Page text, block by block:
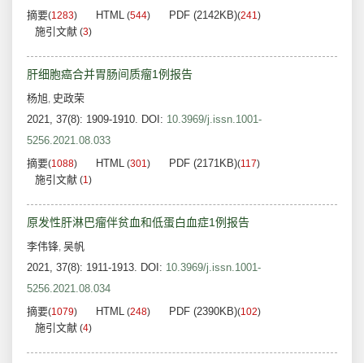
摘要(1283) HTML (544) PDF (2142KB)(241)
施引文献 (3)
肝细胞癌合并胃肠间质瘤1例报告
杨旭, 史政荣
2021, 37(8): 1909-1910. DOI: 10.3969/j.issn.1001-
5256.2021.08.033
摘要(1088) HTML (301) PDF (2171KB)(117)
施引文献 (1)
原发性肝淋巴瘤伴贫血和低蛋白血症1例报告
李伟锋, 吴帆
2021, 37(8): 1911-1913. DOI: 10.3969/j.issn.1001-
5256.2021.08.034
摘要(1079) HTML (248) PDF (2390KB)(102)
施引文献 (4)